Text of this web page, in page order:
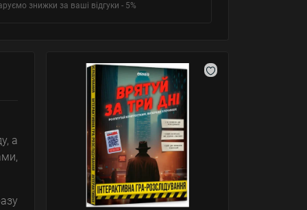
знижки за ваші відгуки - 5%
а